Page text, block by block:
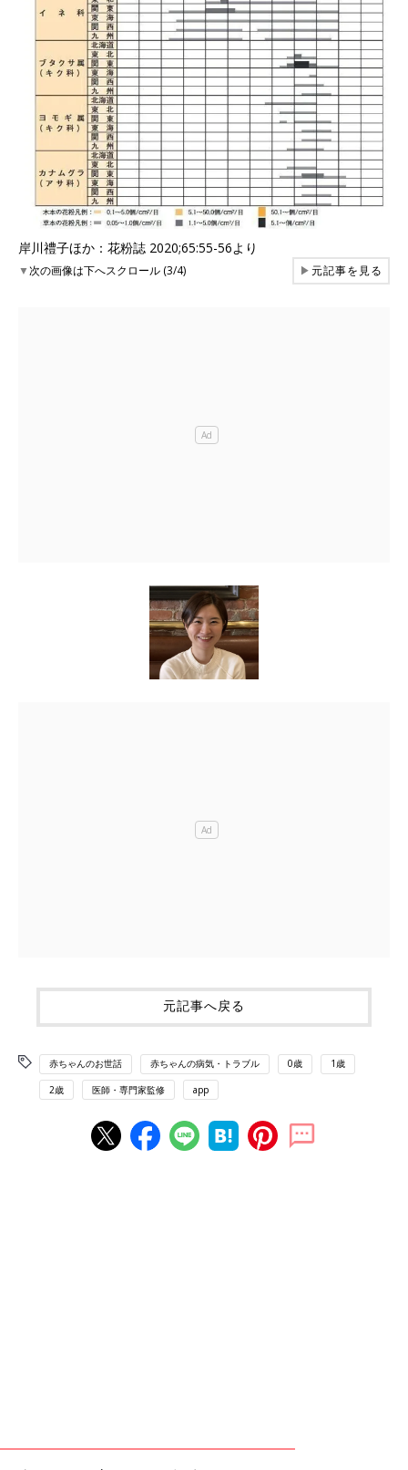
岸川禮子ほか：花粉誌 2020;65:55-56より
▼次の画像は下へスクロール (3/4) ▶元記事を見る
元記事へ戻る
赤ちゃんのお世話 赤ちゃんの病気・トラブル 0歳 1歳
2歳 医師・専門家監修 app